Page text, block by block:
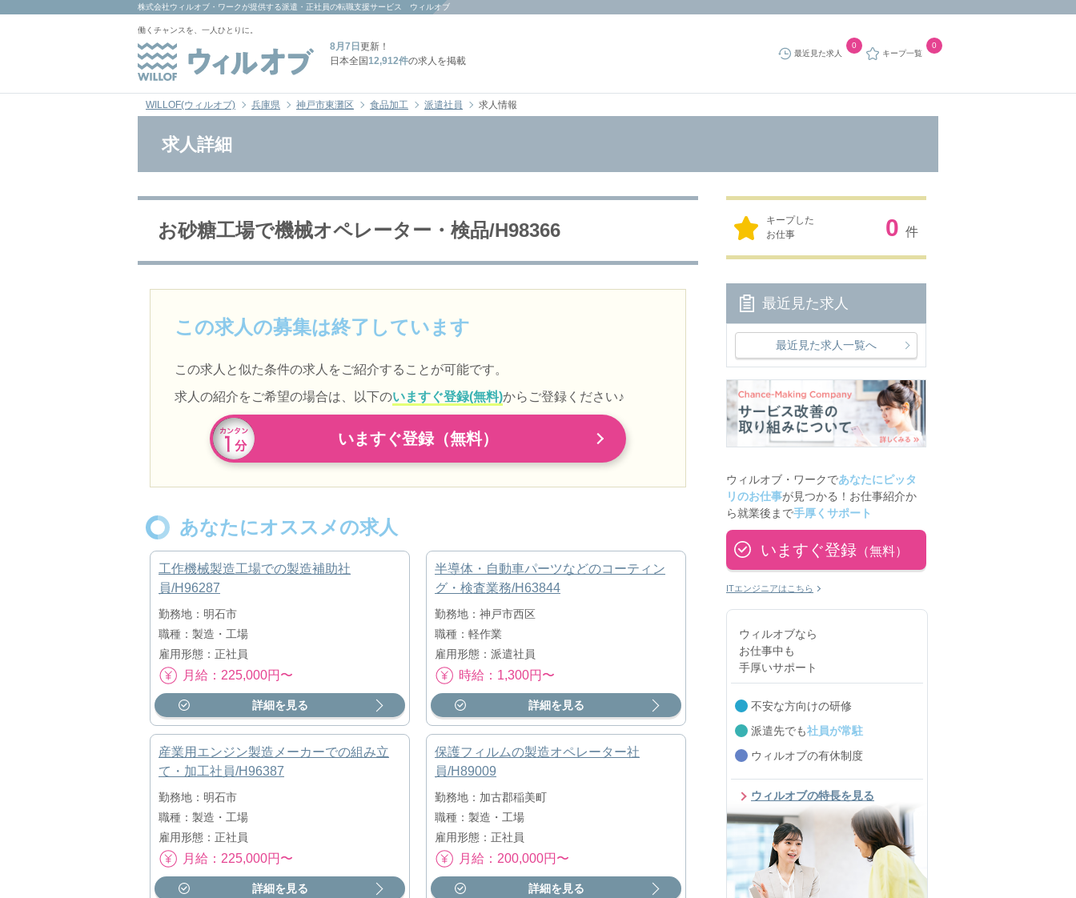
株式会社ウィルオブ・ワーク が提供する派遣・正社員の転職支援サービス ウィルオブ
働くチャンスを、一人ひとりに。
8月7日 更新！
日本全国12,912件の求人を掲載
最近見た求人
0
キープ一覧
0
WILLOF(ウィルオブ) 兵庫県 神戸市東灘区 食品加工 派遣社員 求人情報
求人詳細
お砂糖工場で機械オペレーター・検品/H98366
この求人の募集は終了しています
この求人と似た条件の求人をご紹介することが可能です。
求人の紹介をご希望の場合は、以下のいますぐ登録(無料)からご登録ください♪
いますぐ登録（無料）
あなたにオススメの求人
工作機械製造工場での製造補助社
員/H96287
勤務地：明石市
職種：製造・工場
雇用形態：正社員
月給：225,000円〜
詳細を見る
半導体・自動車パーツなどのコーティン
グ・検査業務/H63844
勤務地：神戸市西区
職種：軽作業
雇用形態：派遣社員
時給：1,300円〜
詳細を見る
産業用エンジン製造メーカーでの組み立
て・加工社員/H96387
勤務地：明石市
職種：製造・工場
雇用形態：正社員
月給：225,000円〜
詳細を見る
保護フィルムの製造オペレーター社
員/H89009
勤務地：加古郡稲美町
職種：製造・工場
雇用形態：正社員
月給：200,000円〜
詳細を見る
キープした
お仕事
0 件
最近見た求人
最近見た求人一覧へ
ウィルオブ・ワークであなたにピッタ
リのお仕事が見つかる！お仕事紹介か
ら就業後まで手厚くサポート
いますぐ登録 （無料）
ITエンジニアはこちら
ウィルオブなら
お仕事中も
手厚いサポート
不安な方向けの研修
派遣先でも社員が常駐
ウィルオブの有休制度
ウィルオブの特長を見る